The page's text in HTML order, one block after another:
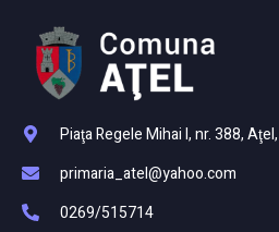
Piaţa Regele Mihai I, nr. 388,
primaria_atel@yahoo.com
0269/515714